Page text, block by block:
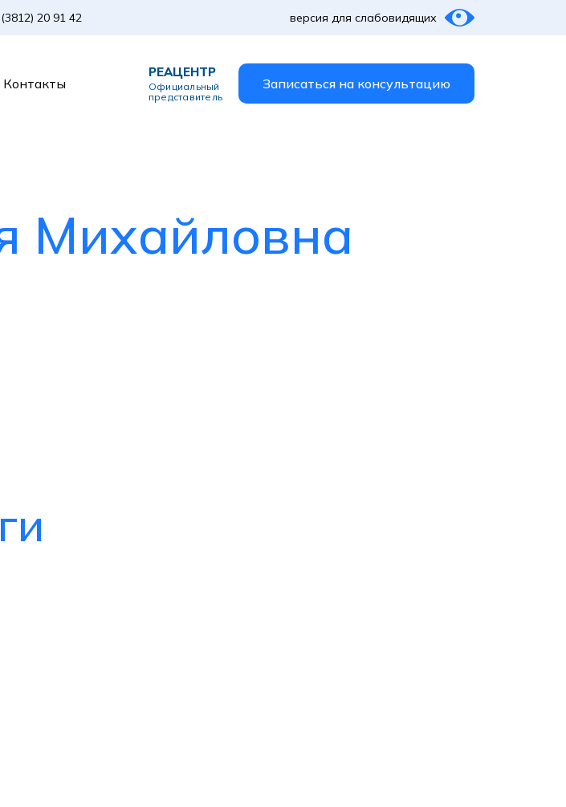
20 91 42 версия для слабовидящих
Контакты
РЕАЦЕНТР
Официальный
представитель
Записаться на консультацию
Михайловна